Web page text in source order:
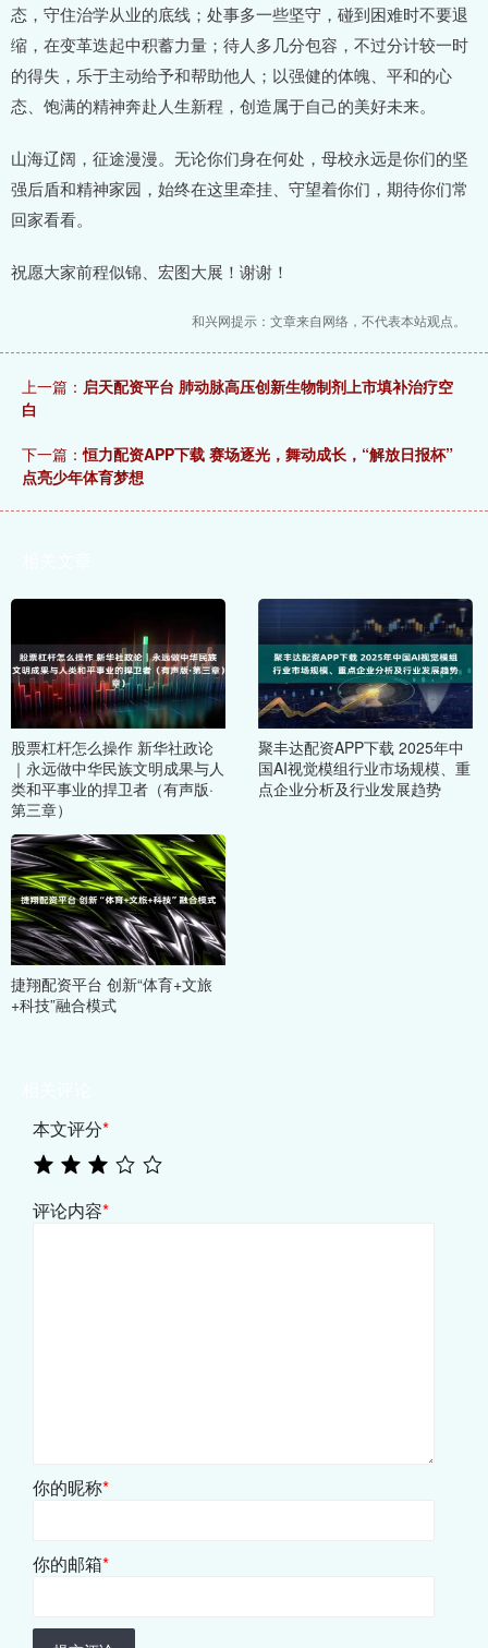
态，守住治学从业的底线；处事多一些坚守，碰到困难时不要退
缩，在变革迭起中积蓄力量；待人多几分包容，不过分计较一时
的得失，乐于主动给予和帮助他人；以强健的体魄、平和的心
态、饱满的精神奔赴人生新程，创造属于自己的美好未来。
山海辽阔，征途漫漫。无论你们身在何处，母校永远是你们的坚
强后盾和精神家园，始终在这里牵挂、守望着你们，期待你们常
回家看看。
祝愿大家前程似锦、宏图大展！谢谢！
和兴网提示：文章来自网络，不代表本站观点。
上一篇： 启天配资平台 肺动脉高压创新生物制剂上市填补治疗空
白
下一篇：恒力配资APP下载 赛场逐光，舞动成长，“解放日报杯”
点亮少年体育梦想
股票杠杆怎么操作 新华社政论
｜永远做中华民族文明成果与人
类和平事业的捍卫者（有声版·
第三章）
聚丰达配资APP下载 2025年中
国AI视觉模组行业市场规模、重
点企业分析及行业发展趋势
捷翔配资平台 创新“体育+文旅
+科技”融合模式
本文评分*
评论内容*
你的昵称*
你的邮箱*